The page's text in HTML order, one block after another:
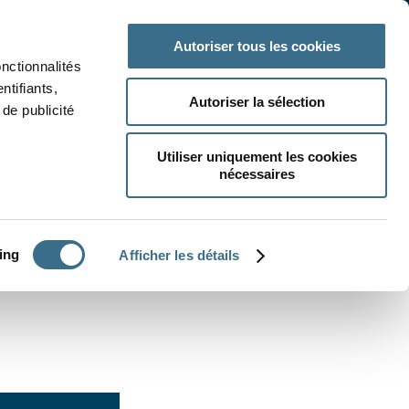
publicité
Afficher les détails
Autoriser tous les cookies
Autoriser la sélection
Utiliser uniquement les cookies
nécessaires